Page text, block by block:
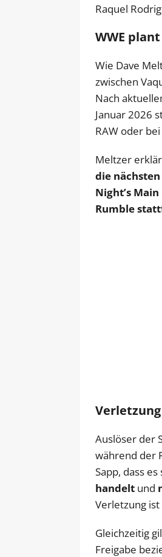
Raquel
WWE
Wie Dave
zwischen
Nach
Januar 2026
RAW oder
Meltzer
die
Night’s
Rumble
Auslöser der
während der
Sapp, dass
handelt und
Verletzung
Gleichzeitig
Freigabe